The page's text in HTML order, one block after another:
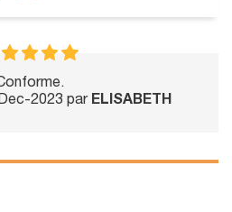
2023 par ELISABETH